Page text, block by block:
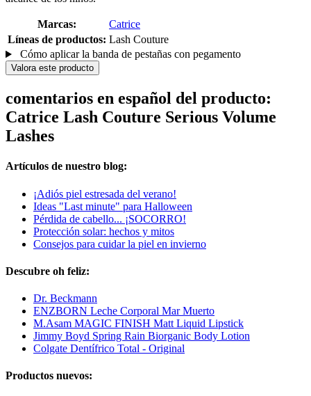
Marcas:
Catrice
Líneas de productos: Lash Couture
Cómo aplicar la banda de pestañas con pegamento
Valora este producto
comentarios en español del producto:
Catrice Lash Couture Serious Volume
Lashes
Artículos de nuestro blog:
¡Adiós piel estresada del verano!
Ideas "Last minute" para Halloween
Pérdida de cabello... ¡SOCORRO!
Protección solar: hechos y mitos
Consejos para cuidar la piel en invierno
Descubre oh feliz:
Dr. Beckmann
ENZBORN Leche Corporal Mar Muerto
M.Asam MAGIC FINISH Matt Liquid Lipstick
Jimmy Boyd Spring Rain Biorganic Body Lotion
Colgate Dentífrico Total - Original
Productos nuevos: